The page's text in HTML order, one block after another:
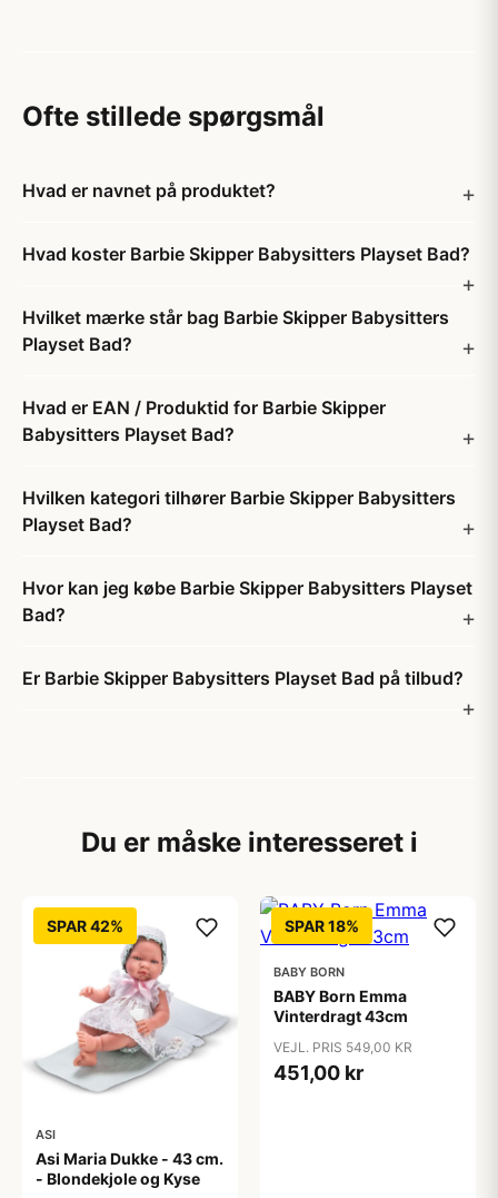
Ofte stillede spørgsmål
Hvad er navnet på produktet?
Hvad koster Barbie Skipper Babysitters Playset Bad?
Hvilket mærke står bag Barbie Skipper Babysitters
Playset Bad?
Hvad er EAN / Produktid for Barbie Skipper
Babysitters Playset Bad?
Hvilken kategori tilhører Barbie Skipper Babysitters
Playset Bad?
Hvor kan jeg købe Barbie Skipper Babysitters Playset
Bad?
Er Barbie Skipper Babysitters Playset Bad på tilbud?
Du er måske interesseret i
SPAR 42%
ASI
Asi Maria Dukke - 43 cm.
- Blondekjole og Kyse
SPAR 18%
BABY BORN
BABY Born Emma
Vinterdragt 43cm
VEJL. PRIS 549,00 KR
451,00 kr